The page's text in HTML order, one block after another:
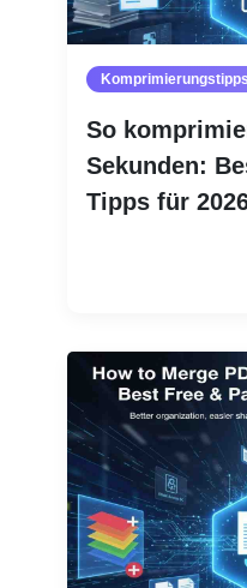
Komprimierungstipps
So
Sekunden:
Tipps für